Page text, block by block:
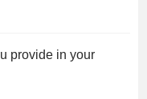
provide in your